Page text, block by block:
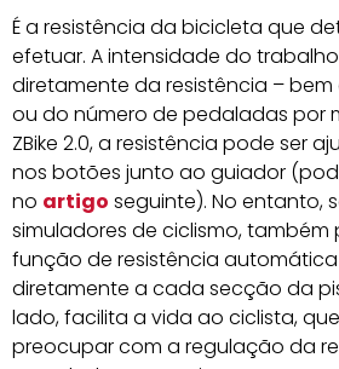
É a resistência da bicicleta que
efetuar. A intensidade do
diretamente da resistência –
ou do número de pedaladas por
ZBike 2.0, a resistência pode ser
nos botões junto ao guiador
no artigo seguinte). No entanto,
simuladores de ciclismo,
função de resistência
diretamente a cada secção da
lado, facilita a vida ao ciclista,
preocupar com a regulação da